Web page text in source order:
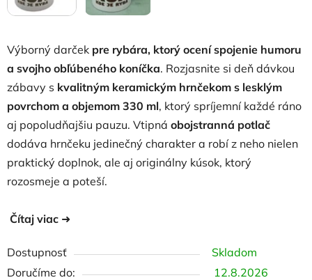
Výborný darček pre rybára, ktorý ocení spojenie humoru
a svojho obľúbeného koníčka. Rozjasnite si deň dávkou
zábavy s kvalitným keramickým hrnčekom s lesklým
povrchom a objemom 330 ml, ktorý spríjemní každé ráno
aj popoludňajšiu pauzu. Vtipná obojstranná potlač
dodáva hrnčeku jedinečný charakter a robí z neho nielen
praktický doplnok, ale aj originálny kúsok, ktorý
rozosmeje a poteší.
Čítaj viac ➜
Dostupnosť
Skladom
12.8.2026